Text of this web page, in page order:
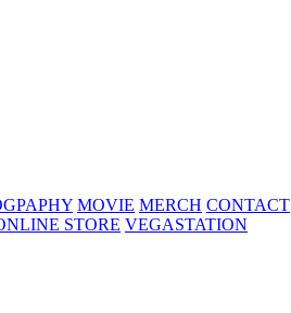
MOVIE MERCH CONTACT
STORE VEGASTATION